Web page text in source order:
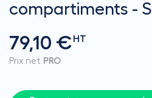
compartiments -
79,10 € HT
Prix net PRO